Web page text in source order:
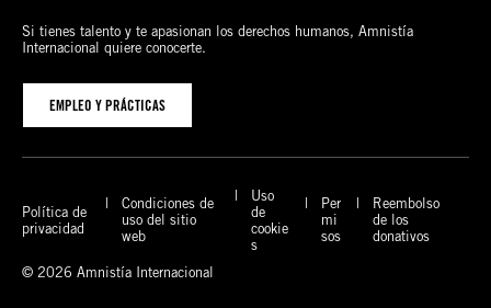
Si tienes talento y te apasionan los derechos humanos, Amnistía
Internacional quiere conocerte.
EMPLEO Y PRÁCTICAS
Política de
privacidad
Condiciones de
uso del sitio
web
Uso
de
cookie
s
Per
mi
sos
Reembolso
de los
donativos
© 2026 Amnistía Internacional